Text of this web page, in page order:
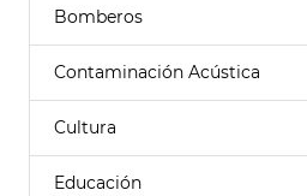
Bomberos
Contaminación Acústica
Cultura
Educación